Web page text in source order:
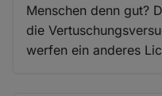
Menschen denn gut?
die
werfen ein anderes